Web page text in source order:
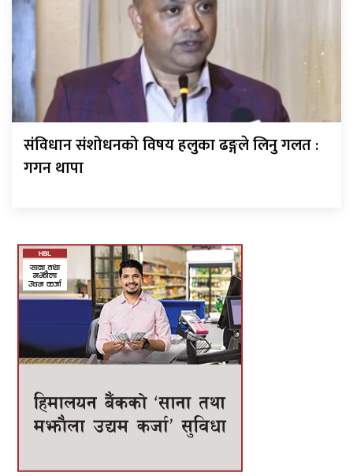
संविधान संशोधनको विषय हलुका ढङ्गले लिनु गलत :
गगन थापा